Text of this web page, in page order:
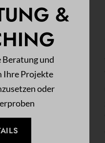
&
und
Ihre Projekte
oder